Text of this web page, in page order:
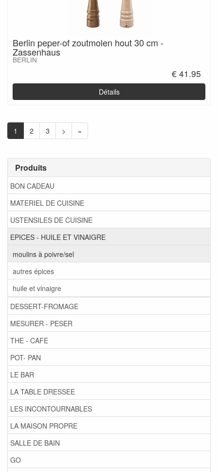
Produits
BON CADEAU
MATERIEL DE CUISINE
USTENSILES DE CUISINE
EPICES - HUILE ET VINAIGRE
moulins à poivre/sel
autres épices
huile et vinaigre
DESSERT-FROMAGE
MESURER - PESER
THE - CAFE
POT- PAN
LE BAR
LA TABLE DRESSEE
LES INCONTOURNABLES
LA MAISON PROPRE
SALLE DE BAIN
GO
Berlin peper-of zoutmolen hout 30 cm -
Zassenhaus
BERLIN
€ 41.95
Détails
1 2 3 > »